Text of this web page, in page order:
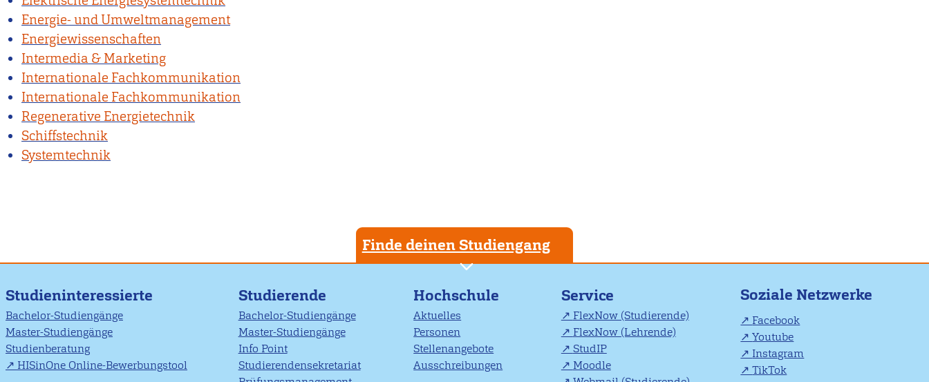
Energie- und Umweltmanagement
Energiewissenschaften
Intermedia & Marketing
Internationale Fachkommunikation
Internationale Fachkommunikation
Regenerative Energietechnik
Schiffstechnik
Systemtechnik
Finde deinen Studiengang
Studieninteressierte
Bachelor-Studiengänge
Master-Studiengänge
Studienberatung
HISinOne Online-Bewerbungstool
Studierende
Bachelor-Studiengänge
Master-Studiengänge
Info Point
Studierendensekretariat
Hochschule
Aktuelles
Personen
Stellenangebote
Ausschreibungen
Service
FlexNow (Studierende)
FlexNow (Lehrende)
StudIP
Moodle
Soziale Netzwerke
Facebook
Youtube
Instagram
TikTok